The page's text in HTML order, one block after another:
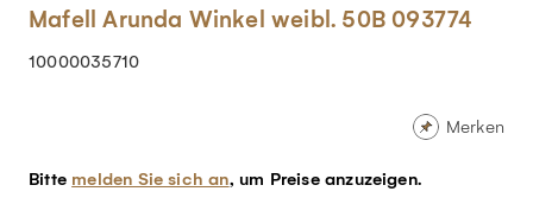
Mafell Arunda Winkel weibl. 50B 093774
10000035710
Merken
Bitte melden Sie sich an, um Preise anzuzeigen.